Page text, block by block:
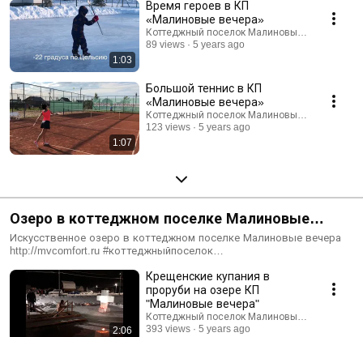
1:03
Время героев в КП
«Малиновые вечера»
Коттеджный поселок Малиновые вечера
89 views
5 years ago
1:07
Большой теннис в КП
«Малиновые вечера»
Коттеджный поселок Малиновые вечера
123 views
5 years ago
Озеро в коттеджном поселке Малиновые
вечера
Искусственное озеро в коттеджном поселке Малиновые вечера
http://mvcomfort.ru #коттеджныйпоселок
2:06
Крещенские купания в
проруби на озере КП
"Малиновые вечера"
Коттеджный поселок Малиновые вечера
393 views
5 years ago